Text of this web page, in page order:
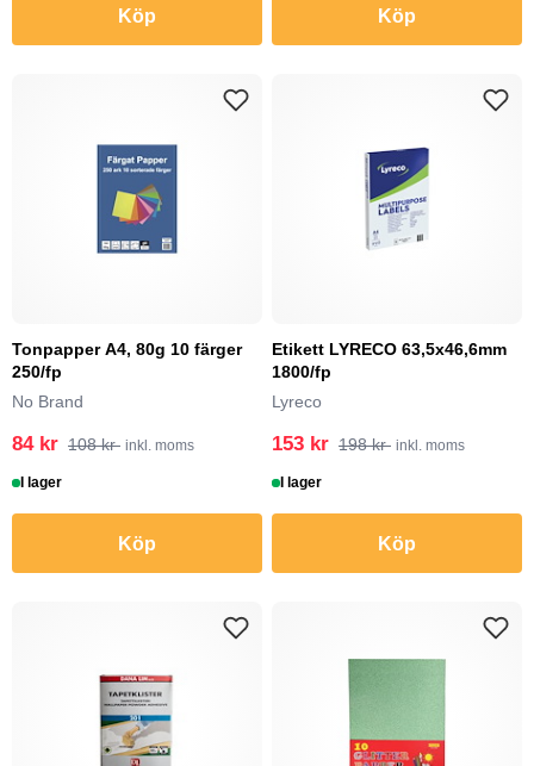
Köp Köp
Tonpapper A4, 80g 10 färger
250/fp
No Brand
84 kr 108 kr inkl. moms
I lager
Köp
Etikett LYRECO 63,5x46,6mm
1800/fp
Lyreco
153 kr 198 kr inkl. moms
I lager
Köp